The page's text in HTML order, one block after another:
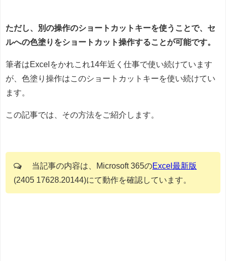
ただし、別の操作のショートカットキーを使うことで、セ
ルへの色塗りをショートカット操作することが可能です。
筆者はExcelをかれこれ14年近く仕事で使い続けています
が、色塗り操作はこのショートカットキーを使い続けてい
ます。
この記事では、その方法をご紹介します。
当記事の内容は、Microsoft 365のExcel最新版
(2405 17628.20144)にて動作を確認しています。